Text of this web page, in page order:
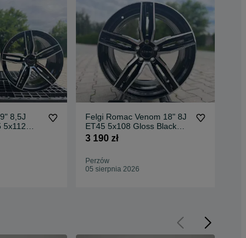
8,5J
5x112
Face
Felgi Romac Venom 18" 8J
ET45 5x108 Gloss Black
Polished Face
3 190 zł
Perzów
05 sierpnia 2026